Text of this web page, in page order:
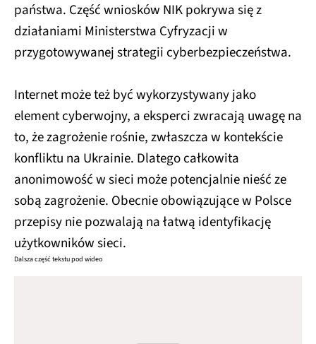
państwa. Część wniosków NIK pokrywa się z
działaniami Ministerstwa Cyfryzacji w
przygotowywanej strategii cyberbezpieczeństwa.
Internet może też być wykorzystywany jako
element cyberwojny, a eksperci zwracają uwagę na
to, że zagrożenie rośnie, zwłaszcza w kontekście
konfliktu na Ukrainie. Dlatego całkowita
anonimowość w sieci może potencjalnie nieść ze
sobą zagrożenie. Obecnie obowiązujące w Polsce
przepisy nie pozwalają na łatwą identyfikację
użytkowników sieci.
Dalsza część tekstu pod wideo